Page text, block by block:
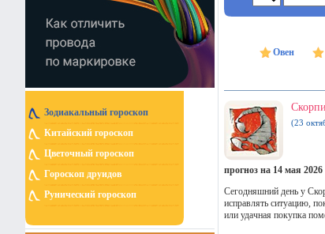
Зодиакальный гороскоп
Китайский гороскоп
Цветочный гороскоп
Гороскоп друидов
Рунический гороскоп
Овен
(23
прогноз на 14 мая 2026
Сегодняшний день у
исправлять ситуацию,
или удачная покупка